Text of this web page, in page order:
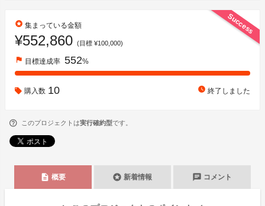
Success
stars 集まっている金額
¥552,860 (目標 ¥100,000)
flag 目標達成率 552%
購入数 10 watch_later 終了しました
このプロジェクトは実行確約型です。
description 概要 stars 新着情報 chat コメント